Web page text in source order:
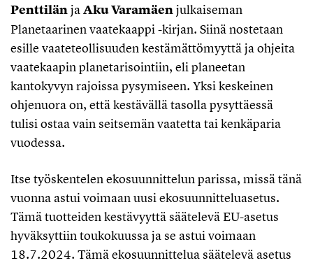
PenttilänjaAku Varamäenjulkaiseman
Planetaarinen vaatekaappi -kirjan. Siinä nostetaan
esille vaateteollisuuden kestämättömyyttä ja ohjeita
vaatekaapin planetarisointiin, eli planeetan
kantokyvyn rajoissa pysymiseen. Yksi keskeinen
ohjenuora on, että kestävällä tasolla pysyttäessä
tulisi ostaa vain seitsemän vaatetta tai kenkäparia
vuodessa.
Itse työskentelen ekosuunnittelun parissa, missä tänä
vuonna astui voimaan uusi ekosuunnitteluasetus.
Tämä tuotteiden kestävyyttä säätelevä EU-asetus
hyväksyttiin toukokuussa ja se astui voimaan
18.7.2024. Tämä ekosuunnittelua säätelevä asetus